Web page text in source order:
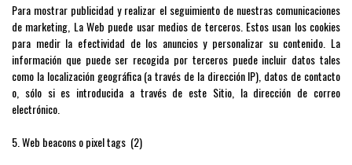
Para mostrar publicidad y realizar el seguimiento de nuestras comunicaciones
de marketing, La Web puede usar medios de terceros. Estos usan los cookies
para medir la efectividad de los anuncios y personalizar su contenido. La
información que puede ser recogida por terceros puede incluir datos tales
como la localización geográfica (a través de la dirección IP), datos de contacto
o, sólo si es introducida a través de este Sitio, la dirección de correo
electrónico.
5. Web beacons o pixel tags (2)